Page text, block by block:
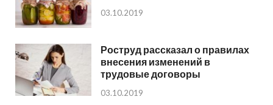
03.10.2019
Роструд рассказал о правилах
внесения изменений в
трудовые договоры
03.10.2019